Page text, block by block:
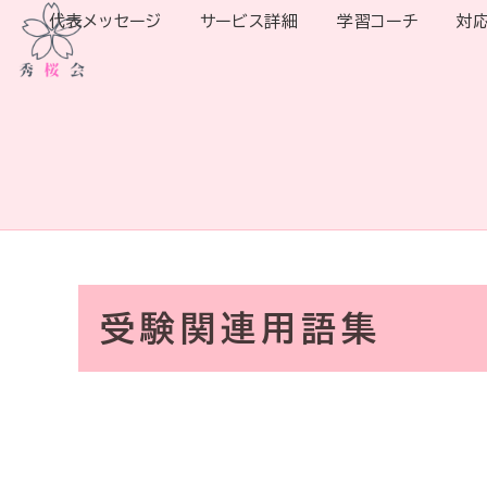
代表メッセージ サービス詳細 学習コーチ 対
受験関連用語集